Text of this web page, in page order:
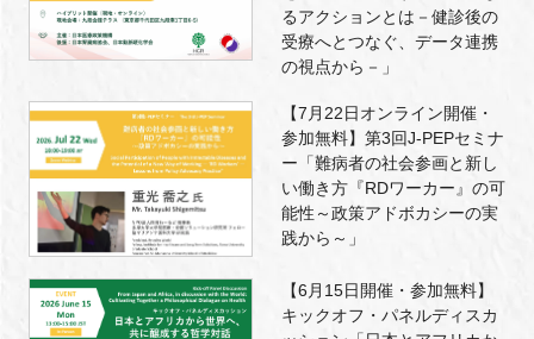
るアクションとは－健診後の
受療へとつなぐ、データ連携
の視点から－」
【7月22日オンライン開催・
参加無料】第3回J-PEPセミナ
ー「難病者の社会参画と新し
い働き方『RDワーカー』の可
能性～政策アドボカシーの実
践から～」
【6月15日開催・参加無料】
キックオフ・パネルディスカ